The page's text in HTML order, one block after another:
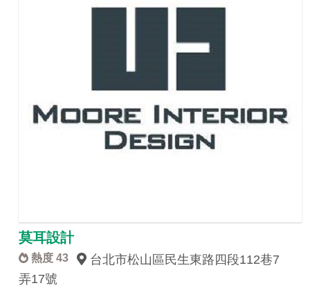
莫耳設計
熱度 43
台北市松山區民生東路四段112巷7
弄17號